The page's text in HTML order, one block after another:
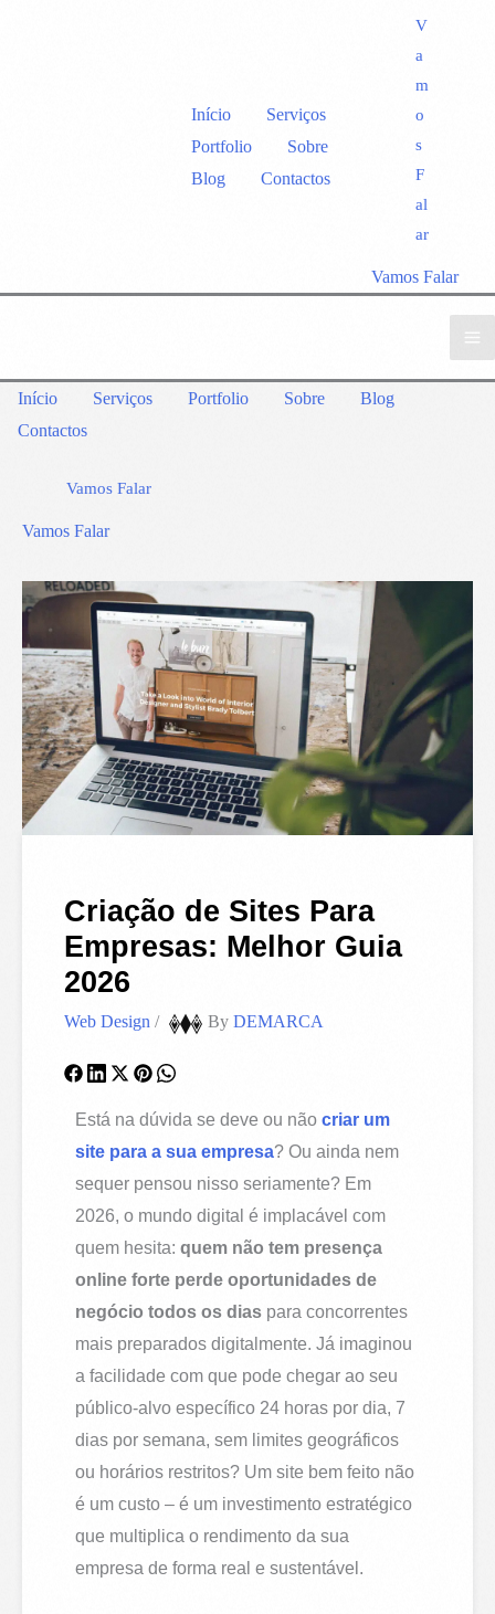
Início
Serviços
Portfolio
Sobre
Blog
Contactos
V
a
m
o
s
F
al
ar
Vamos Falar
Início Serviços Portfolio Sobre
Blog
Contactos
Vamos Falar
Vamos Falar
Criação de Sites Para
Empresas: Melhor Guia
2026
Web Design / ByDEMARCA
Está na dúvida se deve ou nãocriar um
site para a sua empresa? Ou ainda nem
sequer pensou nisso seriamente? Em
2026, o mundo digital é implacável com
quem hesita:quem não tem presença
online forte perde oportunidades de
negócio todos os dias para concorrentes
mais preparados digitalmente. Já imaginou
a facilidade com que pode chegar ao seu
público-alvo específico 24 horas por dia, 7
dias por semana, sem limites geográficos
ou horários restritos? Um site bem feito não
é um custo – é um investimento estratégico
que multiplica o rendimento da sua
empresa de forma real e sustentável.